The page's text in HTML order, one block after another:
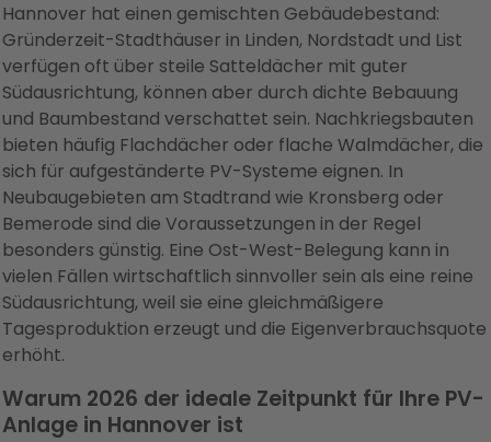
Hannover hat einen gemischten Gebäudebestand:
Gründerzeit-Stadthäuser in Linden, Nordstadt und List
verfügen oft über steile Satteldächer mit guter
Südausrichtung, können aber durch dichte Bebauung
und Baumbestand verschattet sein. Nachkriegsbauten
bieten häufig Flachdächer oder flache Walmdächer, die
sich für aufgeständerte PV-Systeme eignen. In
Neubaugebieten am Stadtrand wie Kronsberg oder
Bemerode sind die Voraussetzungen in der Regel
besonders günstig. Eine Ost-West-Belegung kann in
vielen Fällen wirtschaftlich sinnvoller sein als eine reine
Südausrichtung, weil sie eine gleichmäßigere
Tagesproduktion erzeugt und die Eigenverbrauchsquote
erhöht.
Warum 2026 der ideale Zeitpunkt für Ihre PV-
Anlage in Hannover ist